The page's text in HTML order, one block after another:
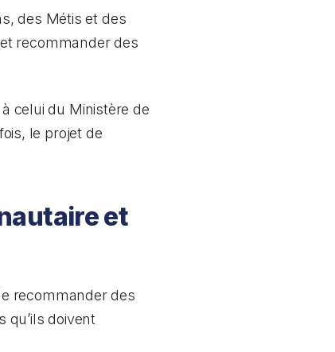
des Métis et des
recommander des
celui du Ministère de
le projet de
et
recommander des
qu’ils doivent